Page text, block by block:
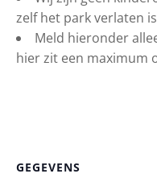
zelf het park verlaten
Meld hieronder
hier zit een maximum
GEGEVENS